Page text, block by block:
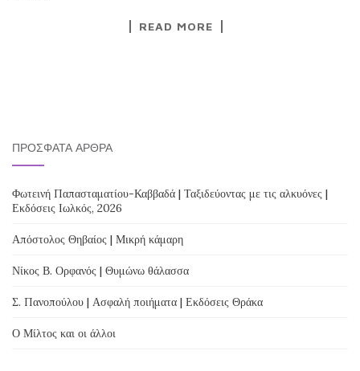
READ MORE
ΠΡΌΣΦΑΤΑ ΆΡΘΡΑ
Φωτεινή Παπασταματίου-Καββαδά | Ταξιδεύοντας με τις αλκυόνες |
Εκδόσεις Ιωλκός, 2026
Απόστολος Θηβαίος | Μικρή κάμαρη
Νίκος Β. Ορφανός | Θυμώνω θάλασσα
Σ. Πανοπούλου | Ασφαλή ποιήματα | Εκδόσεις Θράκα
Ο Μίλτος και οι άλλοι